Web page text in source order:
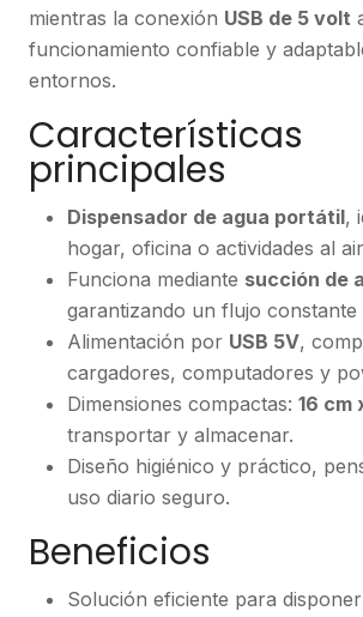
mientras la conexión USB de 5 volt
funcionamiento confiable y
entornos.
Características
principales
Dispensador de agua portátil,
hogar, oficina o actividades al
Funciona mediante succión de
garantizando un flujo
Alimentación por USB 5V,
cargadores, computadores y
Dimensiones compactas: 16 cm
transportar y almacenar.
Diseño higiénico y práctico,
uso diario seguro.
Beneficios
Solución eficiente para